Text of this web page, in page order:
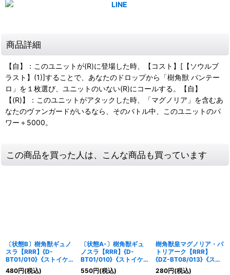
商品詳細
【自】：このユニットが(R)に登場した時、【コスト】[【ソウルブ
ラスト】(1)]することで、あなたのドロップから「樹角獣 パンテー
ロ」を１枚選び、ユニットのいない(R)にコールする。【自】
【(R)】：このユニットがアタックした時、「マグノリア」を含むあ
なたのヴァンガードがいるなら、そのバトル中、このユニットのパ
ワー＋5000。
この商品を買った人は、こんな商品も買っています
〔状態B〕樹角獣ギュノ
スラ【RRR】{D-
BT01/010}《ストイケイ
ア》
480円(税込)
〔状態A-〕樹角獣ギュ
ノスラ【RRR】{D-
BT01/010}《ストイケイ
ア》
550円(税込)
樹角獣皇マグノリア・パ
トリアーク【RRR】
{DZ-BT08/013}《スト
イケイア》
280円(税込)